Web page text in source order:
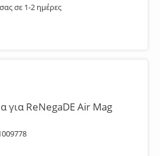
σε 1-2 ημέρες
για ReNegaDE Air Mag